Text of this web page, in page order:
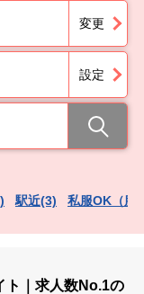
変更
設定
駅近(3) 私服OK（服
ト｜求人数No.1の